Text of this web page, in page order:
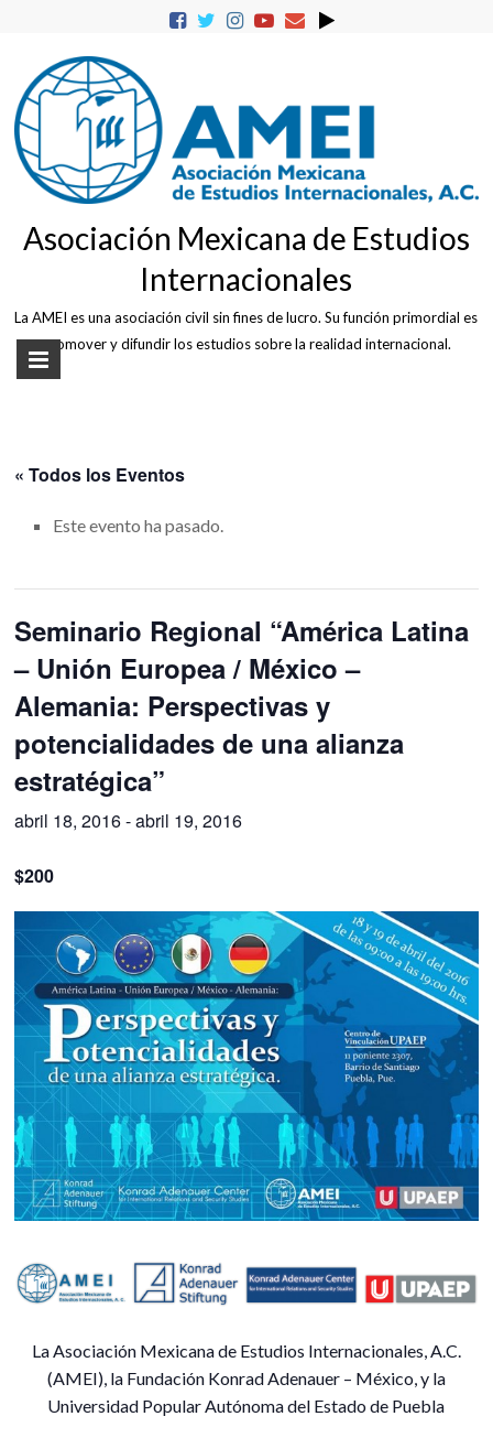
Asociación Mexicana de Estudios
Internacionales
La AMEI es una asociación civil sin fines de lucro. Su función primordial es
promover y difundir los estudios sobre la realidad internacional.
« Todos los Eventos
Este evento ha pasado.
Seminario Regional “América Latina
– Unión Europea / México –
Alemania: Perspectivas y
potencialidades de una alianza
estratégica”
abril 18, 2016-abril 19, 2016
$200
La Asociación Mexicana de Estudios Internacionales, A.C.
(AMEI), la Fundación Konrad Adenauer – México, y la
Universidad Popular Autónoma del Estado de Puebla